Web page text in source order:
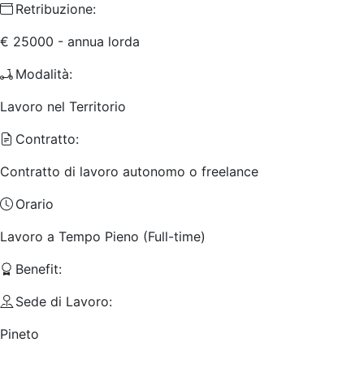
Retribuzione:
€ 25000 - annua lorda
Modalità:
Lavoro nel Territorio
Contratto:
Contratto di lavoro autonomo o freelance
Orario
Lavoro a Tempo Pieno (Full-time)
Benefit:
Sede di Lavoro:
Pineto